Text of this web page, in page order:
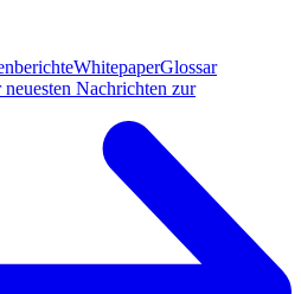
WhitepaperGlossar
Nachrichten zur